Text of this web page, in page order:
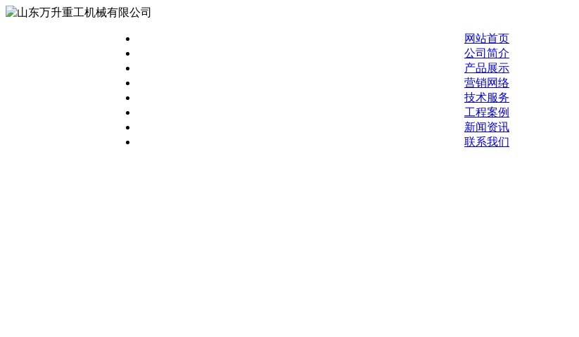
网站首页
公司简介
产品展示
营销网络
技术服务
工程案例
新闻资讯
联系我们